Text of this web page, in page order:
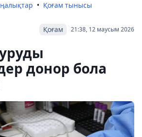
Қоғам тынысы
21:38, 12 маусым 2026
Қоғам
донор бола